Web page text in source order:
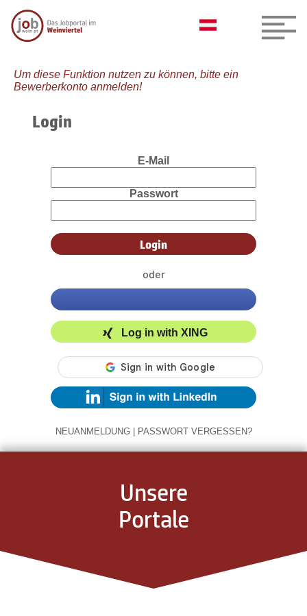
Um diese Funktion nutzen zu können, bitte ein
Bewerberkonto anmelden!
Login
E-Mail
Passwort
oder
Log in with XING
NEUANMELDUNG | PASSWORT VERGESSEN?
Unsere
Portale